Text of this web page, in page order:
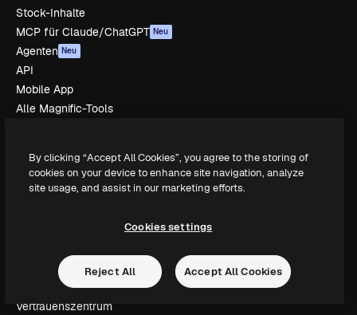
Stock-Inhalte
MCP für Claude/ChatGPT Neu
Agenten Neu
API
Mobile App
Alle Magnific-Tools
Academy
Dokumentation
Originale
Cookie-Richtlinie
Vertrauenszentrum
By clicking “Accept All Cookies”, you agree to the storing of
cookies on your device to enhance site navigation, analyze
site usage, and assist in our marketing efforts.
Cookies settings
Reject All Accept All Cookies